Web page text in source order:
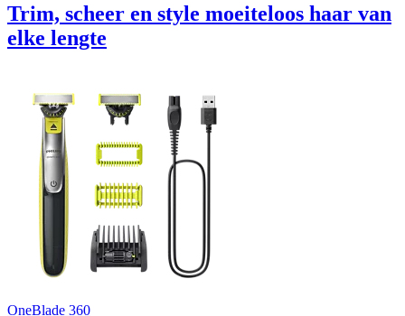
Trim, scheer en style moeiteloos haar van
elke lengte
OneBlade 360